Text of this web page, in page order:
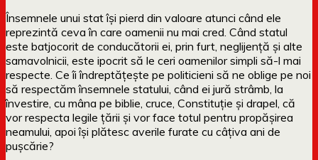
Însemnele unui stat își pierd din valoare atunci când ele
reprezintă ceva în care oamenii nu mai cred. Când statul
este batjocorit de conducătorii ei, prin furt, neglijență și alte
samavolnicii, este ipocrit să le ceri oamenilor simpli să-l mai
respecte. Ce îi îndreptățește pe politicieni să ne oblige pe noi
să respectăm însemnele statului, când ei jură strâmb, la
învestire, cu mâna pe biblie, cruce, Constituție și drapel, că
vor respecta legile țării și vor face totul pentru propășirea
neamului, apoi își plătesc averile furate cu câțiva ani de
pușcărie?